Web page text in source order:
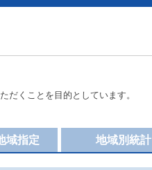
だくことを目的としています。
地域別統計
域指定